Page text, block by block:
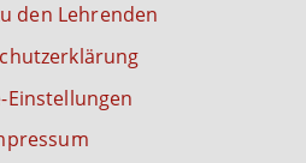
den Lehrenden
Einstellungen